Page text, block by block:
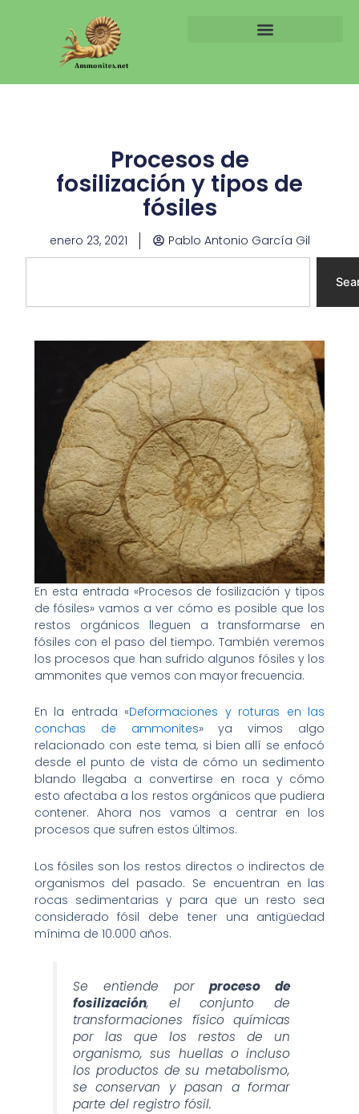
Procesos de
fosilización y tipos de
fósiles
enero 23, 2021 Pablo Antonio García Gil
En esta entrada «Procesos de fosilización y tipos
de fósiles» vamos a ver cómo es posible que los
restos orgánicos lleguen a transformarse en
fósiles con el paso del tiempo. También veremos
los procesos que han sufrido algunos fósiles y los
ammonites que vemos con mayor frecuencia.
En la entrada «Deformaciones y roturas en las
conchas de ammonites» ya vimos algo
relacionado con este tema, si bien allí se enfocó
desde el punto de vista de cómo un sedimento
blando llegaba a convertirse en roca y cómo
esto afectaba a los restos orgánicos que pudiera
contener. Ahora nos vamos a centrar en los
procesos que sufren estos últimos.
Los fósiles son los restos directos o indirectos de
organismos del pasado. Se encuentran en las
rocas sedimentarias y para que un resto sea
considerado fósil debe tener una antigüedad
mínima de 10.000 años.
Se entiende porproceso de
fosilización, el conjunto de
transformaciones físico químicas
por las que los restos de un
organismo, sus huellas o incluso
los productos de su metabolismo,
se conservan y pasan a formar
parte del registro fósil.